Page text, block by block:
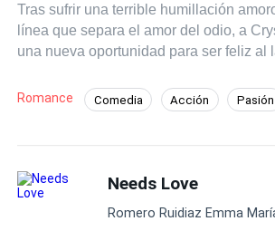
Tras sufrir una terrible humillación
línea que separa el amor del odio, a
una nueva oportunidad para ser feliz al
corazón, haciendo todo lo posible por
Woodwryn. Mientras que el mismo
Bellowk. Lo que no sabe es que ella
perder ni a doblegarse ante él. Un nuevo ciclo escolar,
nuevos personajes, un misterioso
Romance Comedia Acción Pasión
Needs Love
Romero Ruidiaz Emma